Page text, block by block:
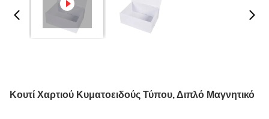
Κουτί Χαρτιού Κυματοειδούς Τύπου, Διπλό Μαγνητικό